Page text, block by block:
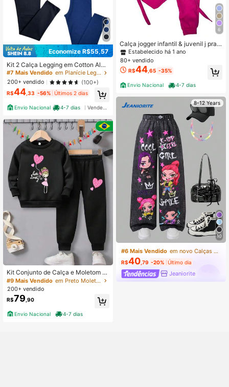
Economize R$55,57
Kit 2 Calça Legging em Cotton Algo
dão Infantil Juvenil Menina uniform
e Escolar
#7 Mais Vendido
em Planície Leggings para meninas adolescentes
200+ vendido
(100+)
R$44 ,33 -56% Últimos 2 dias
Envio Nacional 4-7 dias
Kit Conjunto de Calça e Moletom c
om Estampa de Calça Esportiva Elá
stica com Estampa de Rosto Sorride
nte para Meninos Jovens, Adequad
o para Uso Diário Casual, Conjunto
Preto para Primavera e Outono para
Crianças
#9 Mais Vendido
em Preto Moletons para meninas adolescentes
200+ vendido
R$79 ,90
Envio Nacional 4-7 dias
6
Calça jogger infantil & juvenil j pra
meninas estilosa
Estabelecido há 1 ano
80+ vendido
R$44,65 -35%
Envio Nacional 4-7 dias
8-12 Years
10
#6 Mais Vendido em novo Calças para meninas adolescentes
R$40,79 -20% Último dia
Jeaniorite